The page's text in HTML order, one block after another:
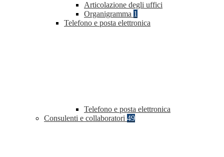
Articolazione degli uffici
Organigramma 1
Telefono e posta elettronica
Telefono e posta elettronica
Consulenti e collaboratori 49